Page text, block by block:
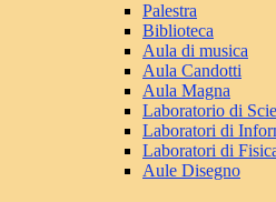
Palestra
Biblioteca
Aula di musica
Aula Candotti
Aula Magna
Laboratorio di
Laboratori di
Laboratori di
Aule Disegno